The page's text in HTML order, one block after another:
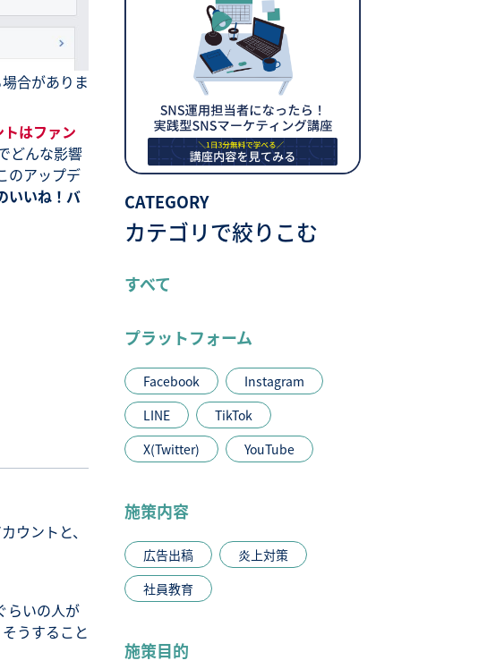
合がありま
はファン
どんな影響
のアップデ
いいね！バ
ウントと、
らいの人が
うすること
CATEGORY
カテゴリで絞りこむ
すべて
プラットフォーム
Facebook
Instagram
LINE
TikTok
X(Twitter)
YouTube
施策内容
広告出稿
炎上対策
社員教育
施策目的